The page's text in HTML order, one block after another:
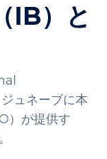
IB）と
ュネーブに本
）が提供す